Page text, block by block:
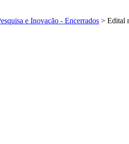
e Inovação - Encerrados > Edital